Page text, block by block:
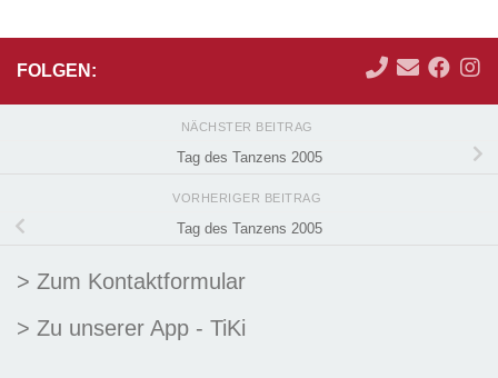
FOLGEN:
NÄCHSTER BEITRAG
Tag des Tanzens 2005
VORHERIGER BEITRAG
Tag des Tanzens 2005
> Zum Kontaktformular
> Zu unserer App - TiKi